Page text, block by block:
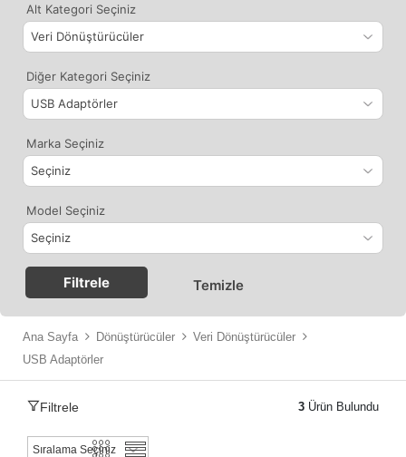
Alt Kategori Seçiniz
Diğer Kategori Seçiniz
Marka Seçiniz
Model Seçiniz
Filtrele Temizle
Ana Sayfa Dönüştürücüler
Veri Dönüştürücüler
USB Adaptörler
Filtrele 3 Ürün Bulundu